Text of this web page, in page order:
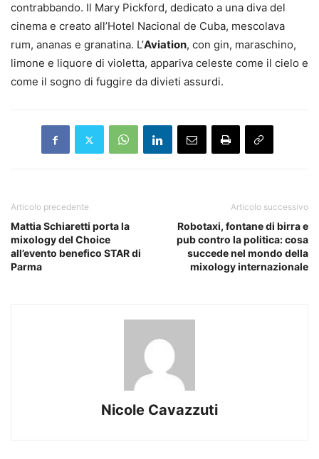
contrabbando. Il Mary Pickford, dedicato a una diva del
cinema e creato all’Hotel Nacional de Cuba, mescolava
rum, ananas e granatina. L’Aviation, con gin, maraschino,
limone e liquore di violetta, appariva celeste come il cielo e
come il sogno di fuggire da divieti assurdi.
Articolo precedente
Mattia Schiaretti porta la
mixology del Choice
all’evento benefico STAR di
Parma
Articolo successivo
Robotaxi, fontane di birra e
pub contro la politica: cosa
succede nel mondo della
mixology internazionale
Nicole Cavazzuti